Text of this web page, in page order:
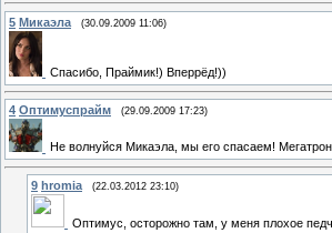
5 Микаэла (30.09.2009 11:06)
Спасибо, Праймик!) Вперрёд!))
4 Оптимуспрайм (29.09.2009 17:23)
Не волнуйся Микаэла, мы его спасаем!
9 hromia (22.03.2012 23:10)
Оптимус, осторожно там, у меня плохое